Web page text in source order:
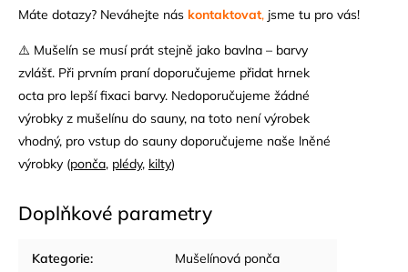
Máte dotazy? Neváhejte nás kontaktovat, jsme tu pro vás!
⚠️ Mušelín se musí prát stejně jako bavlna – barvy
zvlášť. Při prvním praní doporučujeme přidat hrnek
octa pro lepší fixaci barvy. Nedoporučujeme žádné
výrobky z mušelínu do sauny, na toto není výrobek
vhodný, pro vstup do sauny doporučujeme naše lněné
výrobky (ponča, plédy, kilty)
Doplňkové parametry
Kategorie: Mušelínová ponča